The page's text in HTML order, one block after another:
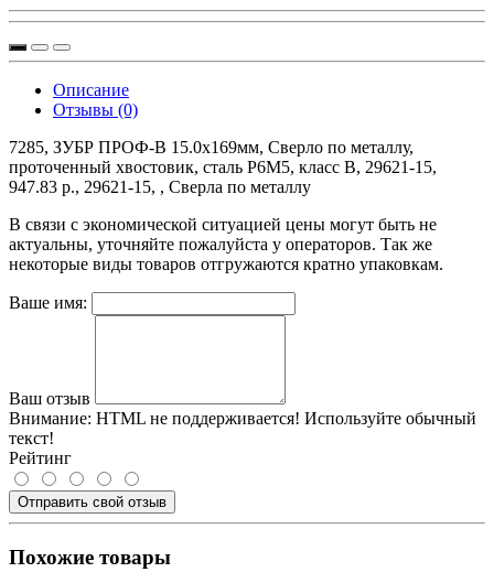
Описание
Отзывы (0)
7285, ЗУБР ПРОФ-В 15.0х169мм, Сверло по металлу,
проточенный хвостовик, сталь Р6М5, класс В, 29621-15,
947.83 р., 29621-15, , Сверла по металлу
В связи с экономической ситуацией цены могут быть не
актуальны, уточняйте пожалуйста у операторов. Так же
некоторые виды товаров отгружаются кратно упаковкам.
Ваше имя:
Ваш отзыв
Внимание: HTML не поддерживается! Используйте обычный
текст!
Рейтинг
Отправить свой отзыв
Похожие товары